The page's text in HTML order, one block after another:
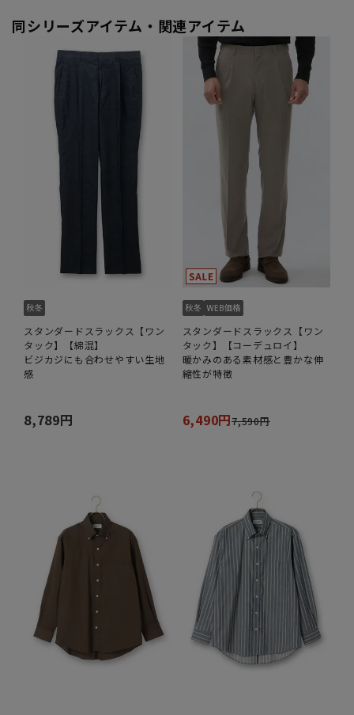
同シリーズアイテム・関連アイテム
スタンダードスラックス【ワン
タック】【綿混】
ビジカジにも合わせやすい生地
感
8,789円
スタンダードスラックス【ワン
タック】【コーデュロイ】
暖かみのある素材感と豊かな伸
縮性が特徴
6,490円7,590円